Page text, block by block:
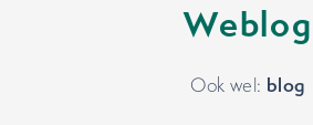
Weblog
Ook wel: blog